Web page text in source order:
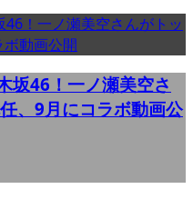
坂46！一ノ瀬美空さ
、9月にコラボ動画公